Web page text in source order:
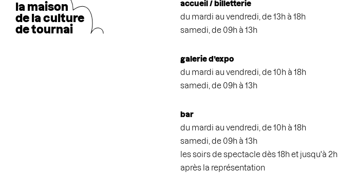
la maison
de la culture
de tournai
accueil / billetterie
du mardi au vendredi, de 13h à 18h
samedi, de 09h à 13h
galerie d’expo
du mardi au vendredi, de 10h à 18h
samedi, de 09h à 13h
bar
du mardi au vendredi, de 10h à 18h
samedi, de 09h à 13h
les soirs de spectacle dès 18h et jusqu'à 2h
après la représentation